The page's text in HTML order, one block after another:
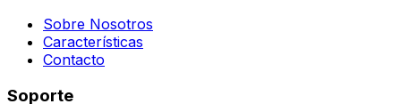
Sobre Nosotros
Características
Contacto
Soporte